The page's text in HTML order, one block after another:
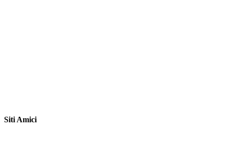
Siti Amici